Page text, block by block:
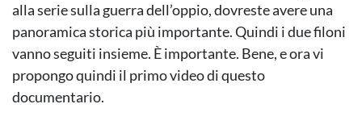
alla serie sulla guerra dell’oppio, dovreste avere una
panoramica storica più importante. Quindi i due filoni
vanno seguiti insieme. È importante. Bene, e ora vi
propongo quindi il primo video di questo
documentario.